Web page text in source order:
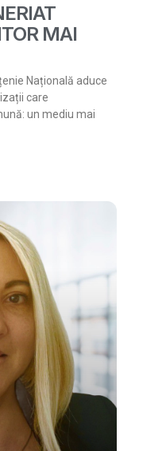
MAI
Națională aduce
care
un mediu mai